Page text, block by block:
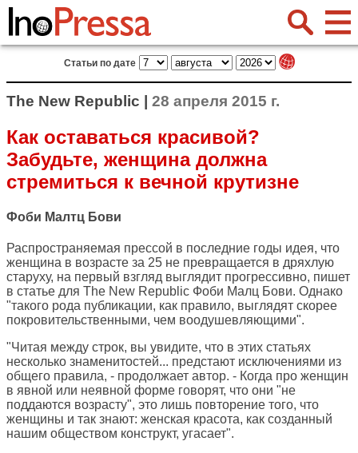
Статьи по дате
The New Republic | 28 апреля 2015 г.
Как оставаться красивой?
Забудьте, женщина должна
стремиться к вечной крутизне
Фоби Малтц Бови
Распространяемая прессой в последние годы идея, что
женщина в возрасте за 25 не превращается в дряхлую
старуху, на первый взгляд выглядит прогрессивно, пишет
в статье для The New Republic Фоби Малц Бови. Однако
"такого рода публикации, как правило, выглядят скорее
покровительственными, чем воодушевляющими".
"Читая между строк, вы увидите, что в этих статьях
несколько знаменитостей... предстают исключениями из
общего правила, - продолжает автор. - Когда про женщин
в явной или неявной форме говорят, что они "не
поддаются возрасту", это лишь повторение того, что
женщины и так знают: женская красота, как созданный
нашим обществом конструкт, угасает".